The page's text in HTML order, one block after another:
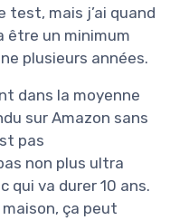
test, mais j’ai quand
être un minimum
plusieurs années.
dans la moyenne
sur Amazon sans
pas
non plus ultra
qui va durer 10 ans.
ça peut